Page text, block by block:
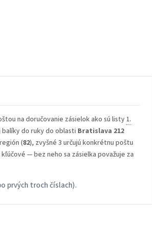
na doručovanie zásielok ako sú listy 1.
do ruky do oblasti Bratislava 212
(82), zvyšné 3 určujú konkrétnu poštu
— bez neho sa zásielka považuje za
prvých troch číslach).